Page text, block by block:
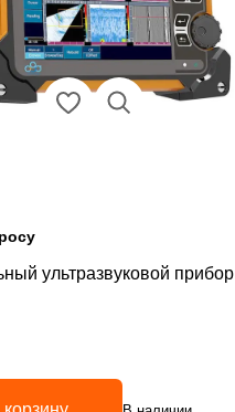
ультразвуковой прибор
5